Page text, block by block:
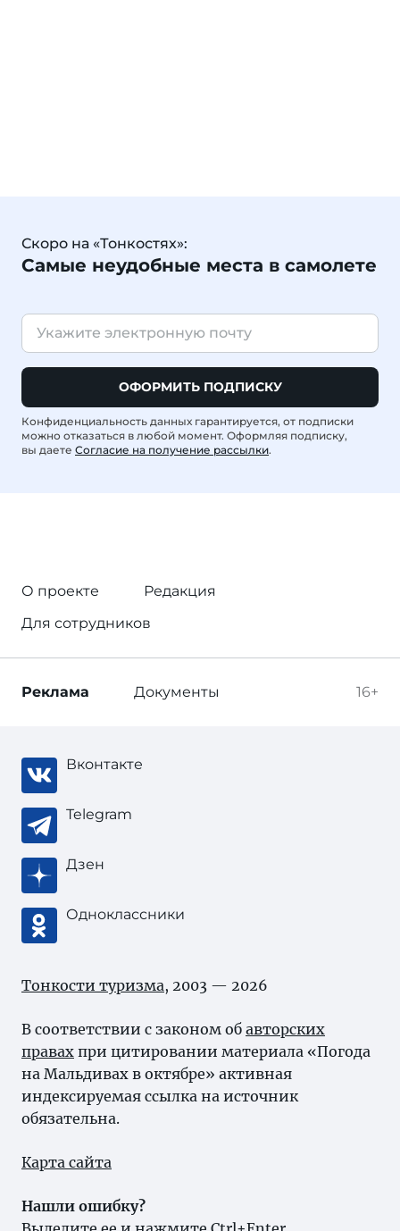
Скоро на «Тонкостях»:
Самые неудобные места в самолете
ОФОРМИТЬ ПОДПИСКУ
Конфиденциальность данных гарантируется, от подписки
можно отказаться в любой момент. Оформляя подписку,
вы даете Согласие на получение рассылки.
О проекте
Редакция
Для сотрудников
16+
Реклама Документы
Вконтакте
Telegram
Дзен
Одноклассники
Тонкости туризма, 2003 — 2026
В соответствии с законом об авторских
правах при цитировании материала «Погода
на Мальдивах в октябре» активная
индексируемая ссылка на источник
обязательна.
Карта сайта
Нашли ошибку?